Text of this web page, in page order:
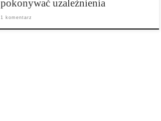
pokonywać uzależnienia
1 komentarz